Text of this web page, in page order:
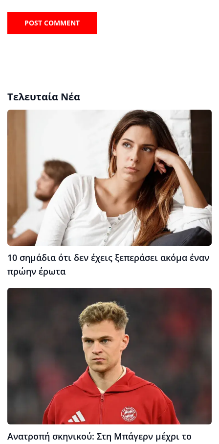
Τελευταία Νέα
10 σημάδια ότι δεν έχεις ξεπεράσει ακόμα έναν
πρώην έρωτα
Ανατροπή σκηνικού: Στη Μπάγερν μέχρι το